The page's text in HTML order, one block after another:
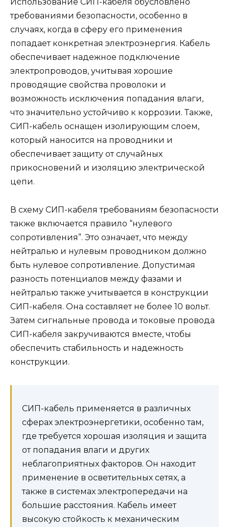
Использование СИП-кабеля обусловлено
требованиями безопасности, особенно в
случаях, когда в сферу его применения
попадает конкретная электроэнергия. Кабель
обеспечивает надежное подключение
электропроводов, учитывая хорошие
проводящие свойства проволоки и
возможность исключения попадания влаги,
что значительно устойчиво к коррозии. Также,
СИП-кабель оснащен изолирующим слоем,
который наносится на проводники и
обеспечивает защиту от случайных
прикосновений и изоляцию электрической
цепи.
В схему СИП-кабеля требованиям безопасности
также включается правило “нулевого
сопротивления”. Это означает, что между
нейтралью и нулевым проводником должно
быть нулевое сопротивление. Допустимая
разность потенциалов между фазами и
нейтралью также учитывается в конструкции
СИП-кабеля. Она составляет не более 10 вольт.
Затем сигнальные провода и токовые провода
СИП-кабеля закручиваются вместе, чтобы
обеспечить стабильность и надежность
конструкции.
СИП-кабель применяется в различных
сферах электроэнергетики, особенно там,
где требуется хорошая изоляция и защита
от попадания влаги и других
неблагоприятных факторов. Он находит
применение в осветительных сетях, а
также в системах электропередачи на
большие расстояния. Кабель имеет
высокую стойкость к механическим